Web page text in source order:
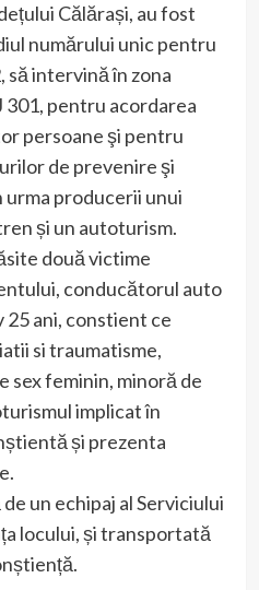
Călărași, au fost
numărului unic pentru
să intervină în zona
pentru acordarea
persoane şi pentru
de prevenire şi
urma producerii unui
și un autoturism.
două victime
conducătorul auto
ani, constient ce
si traumatisme,
sex feminin, minoră de
implicat în
și prezenta
un echipaj al Serviciului
locului, și transportată